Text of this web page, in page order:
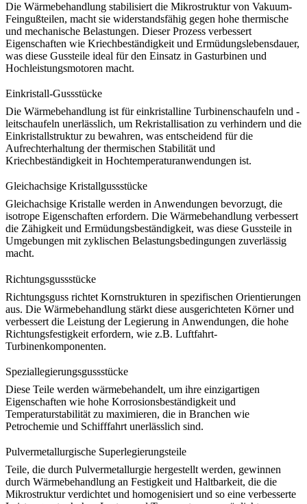
Die Wärmebehandlung stabilisiert die Mikrostruktur von Vakuum-
Feingußteilen, macht sie widerstandsfähig gegen hohe thermische
und mechanische Belastungen. Dieser Prozess verbessert
Eigenschaften wie Kriechbeständigkeit und Ermüdungslebensdauer,
was diese Gussteile ideal für den Einsatz in Gasturbinen und
Hochleistungsmotoren macht.
Einkristall-Gussstücke
Die Wärmebehandlung ist füreinkristalline Turbinenschaufeln und -
leitschaufeln unerlässlich, um Rekristallisation zu verhindern und die
Einkristallstruktur zu bewahren, was entscheidend für die
Aufrechterhaltung derthermischen Stabilität und
Kriechbeständigkeit in Hochtemperaturanwendungen ist.
Gleichachsige Kristallgussstücke
Gleichachsige Kristalle werden in Anwendungen bevorzugt, die
isotrope Eigenschaften erfordern. Die Wärmebehandlung verbessert
die Zähigkeit und Ermüdungsbeständigkeit, was diese Gussteile in
Umgebungen mit zyklischen Belastungsbedingungen zuverlässig
macht.
Richtungsgussstücke
Richtungsguss richtet Kornstrukturen in spezifischen Orientierungen
aus. Die Wärmebehandlung stärkt diese ausgerichteten Körner und
verbessert die Leistung der Legierung in Anwendungen, die hohe
Richtungsfestigkeit erfordern, wie z.B. Luftfahrt-
Turbinenkomponenten.
Speziallegierungsgussstücke
Diese Teile werden wärmebehandelt, um ihre einzigartigen
Eigenschaften wie hohe Korrosionsbeständigkeit und
Temperaturstabilität zu maximieren, die in Branchen wie
Petrochemie und Schifffahrt unerlässlich sind.
Pulvermetallurgische Superlegierungsteile
Teile, die durch Pulvermetallurgie hergestellt werden, gewinnen
durch Wärmebehandlung an Festigkeit und Haltbarkeit, die die
Mikrostruktur verdichtet und homogenisiert und so eine verbesserte